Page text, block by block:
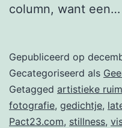
column, want een…
Gepubliceerd op
Gecategoriseerd als
Getagged artistieke
fotografie, gedichtje,
Pact23.com, stillness,